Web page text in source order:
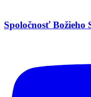
Spoločnosť Božieho